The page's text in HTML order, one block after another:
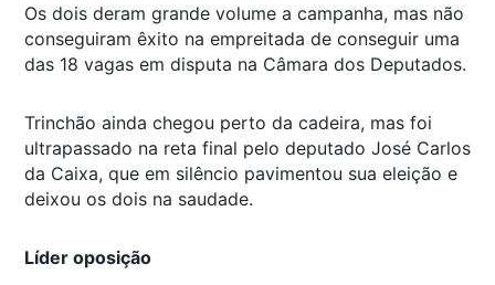
Os dois deram grande volume a campanha, mas não
conseguiram êxito na empreitada de conseguir uma
das 18 vagas em disputa na Câmara dos Deputados.
Trinchão ainda chegou perto da cadeira, mas foi
ultrapassado na reta final pelo deputado José Carlos
da Caixa, que em silêncio pavimentou sua eleição e
deixou os dois na saudade.
Líder oposição